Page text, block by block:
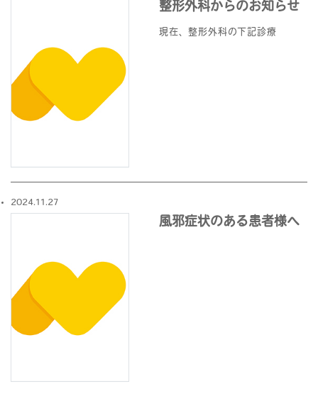
整形外科からのお知らせ
現在、整形外科の下記診療
2024.11.27
風邪症状のある患者様へ